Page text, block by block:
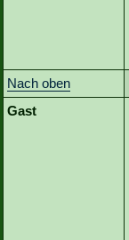
Nach oben
Gast